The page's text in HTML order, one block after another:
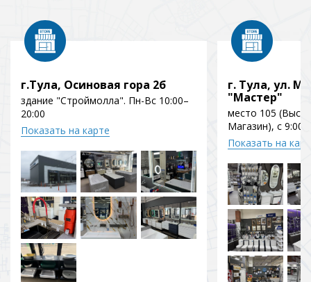
г.Тула, Осиновая гора 2б
здание "Строймолла". Пн-Вс 10:00–
20:00
Показать на карте
г. Тула, ул.
"Мастер"
место 105
Магазин), с 9:00
Показать на